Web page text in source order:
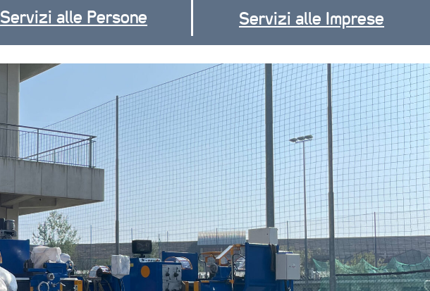
Servizi alle Persone Servizi alle Imprese